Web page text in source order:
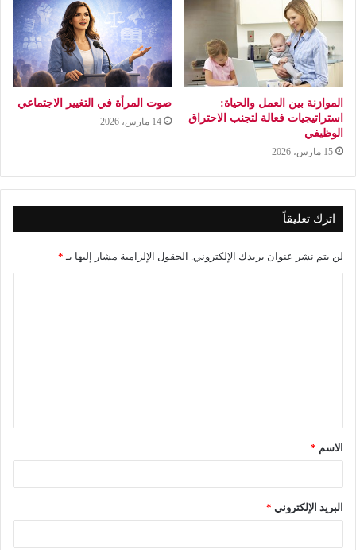
الموازنة بين العمل والحياة:
استراتيجيات فعالة لتجنب الاحتراق
الوظيفي
15 مارس، 2026
صوت المرأة في التغيير الاجتماعي
14 مارس، 2026
اترك تعليقاً
لن يتم نشر عنوان بريدك الإلكتروني. الحقول الإلزامية مشار إليها بـ *
ق
*الاسم *
البريد الإلكتروني *